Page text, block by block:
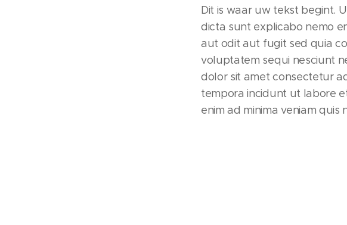
Dit is waar uw tekst begint.
dicta sunt explicabo nemo
aut odit aut fugit sed quia
voluptatem sequi nesciunt
dolor sit amet consectetur
tempora incidunt ut labore
enim ad minima veniam quis